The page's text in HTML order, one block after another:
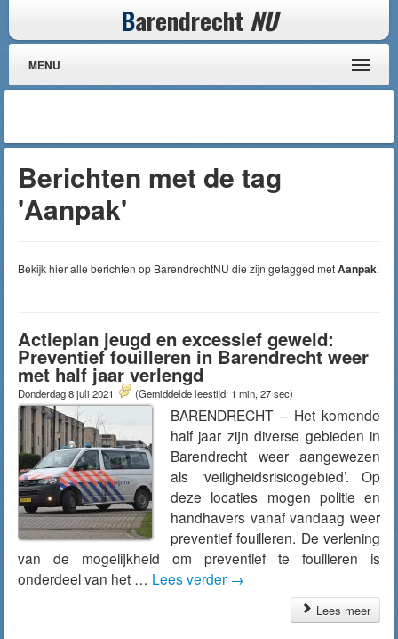
Barendrecht NU
MENU
Berichten met de tag
'Aanpak'
Bekijk hier alle berichten op BarendrechtNU die zijn getagged metAanpak.
Actieplan jeugd en excessief geweld:
Preventief fouilleren in Barendrecht weer
met half jaar verlengd
Donderdag 8 juli 2021 (Gemiddelde leestijd: 1 min, 27 sec)
BARENDRECHT – Het komende
half jaar zijn diverse gebieden in
Barendrecht weer aangewezen
als ‘veiligheidsrisicogebied’. Op
deze locaties mogen politie en
handhavers vanaf vandaag weer
preventief fouilleren. De verlening
van de mogelijkheid om preventief te fouilleren is
onderdeel van het … Lees verder →
Lees meer